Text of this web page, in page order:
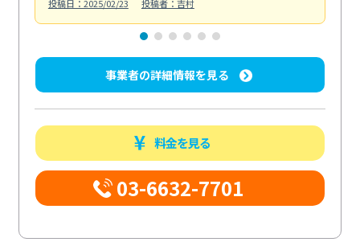
投稿日：2025/02/23
投稿者：吉村
事業者の詳細情報を見る
料金を見る
03-6632-7701